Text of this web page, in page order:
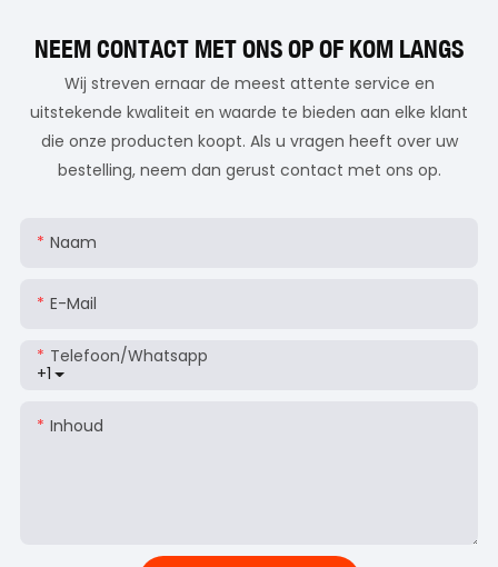
NEEM CONTACT MET ONS OP OF KOM LANGS
Wij streven ernaar de meest attente service en
uitstekende kwaliteit en waarde te bieden aan elke klant
die onze producten koopt. Als u vragen heeft over uw
bestelling, neem dan gerust contact met ons op.
Naam
E-Mail
+1
Telefoon/whatsapp
Inhoud